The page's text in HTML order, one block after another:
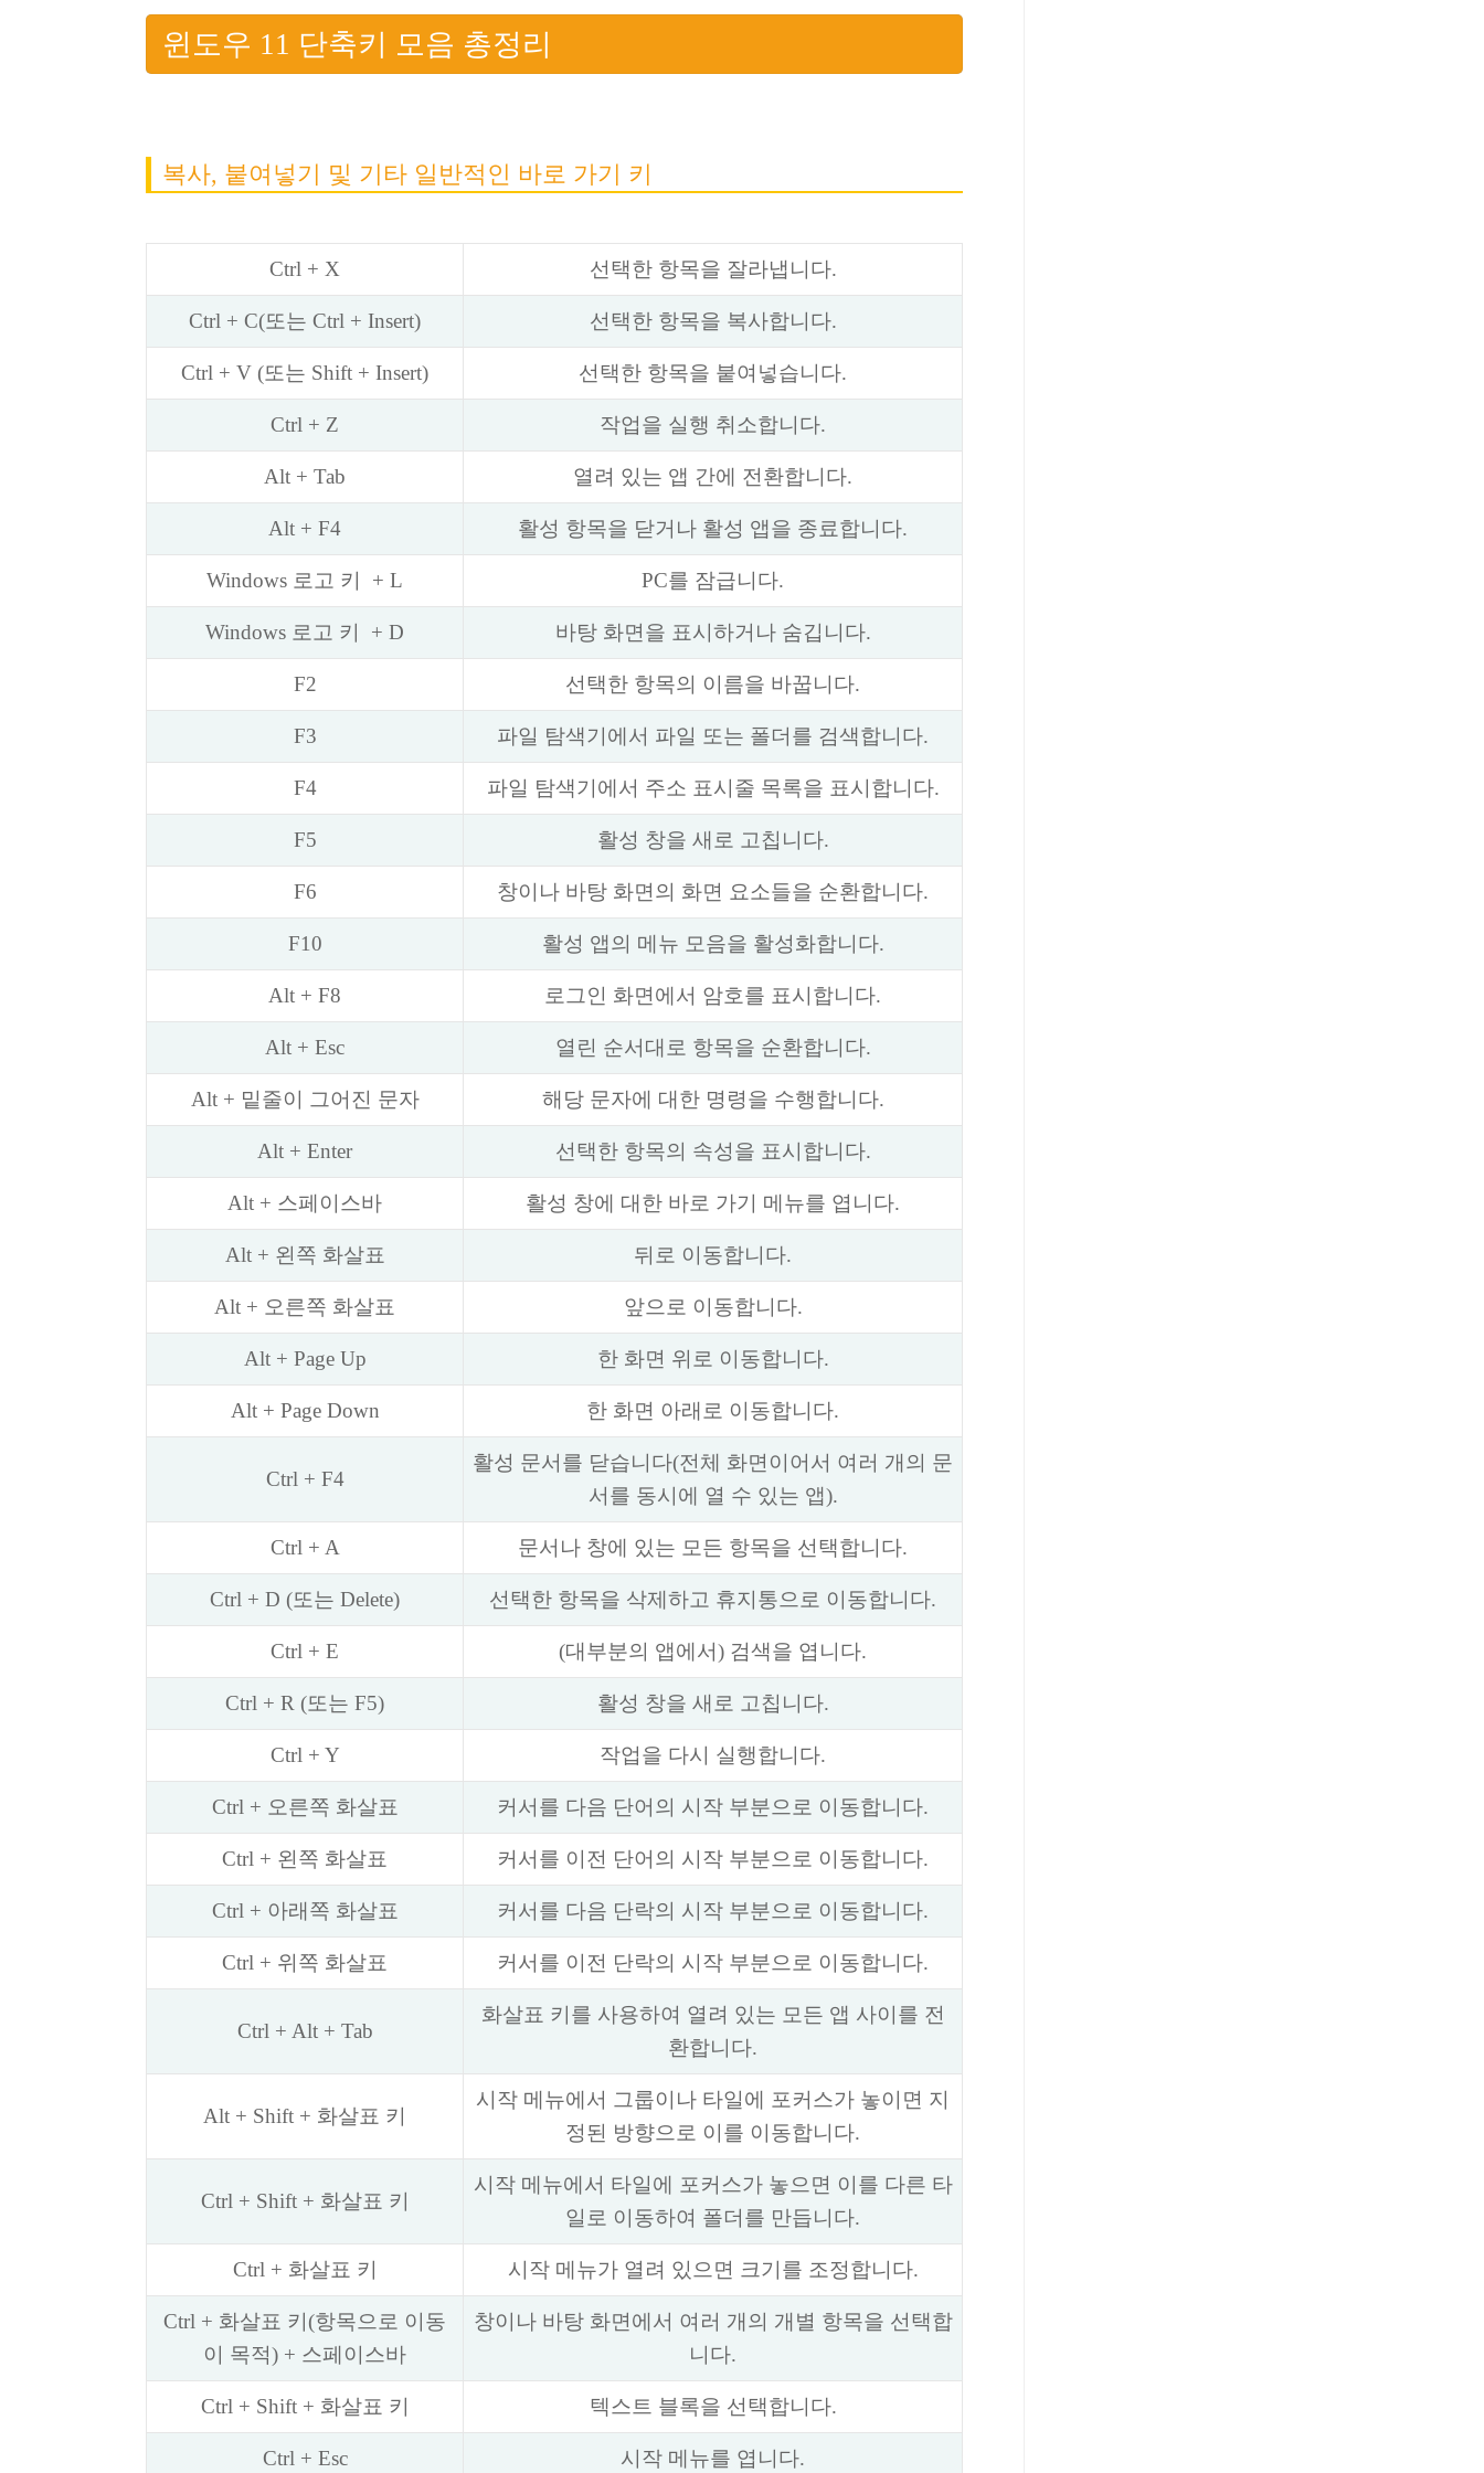
윈도우 11 단축키 모음 총정리
복사, 붙여넣기 및 기타 일반적인 바로 가기 키
Ctrl + X 선택한 항목을 잘라냅니다.
Ctrl + C(또는 Ctrl + Insert) 선택한 항목을 복사합니다.
Ctrl + V (또는 Shift + Insert) 선택한 항목을 붙여넣습니다.
Ctrl + Z 작업을 실행 취소합니다.
Alt + Tab 열려 있는 앱 간에 전환합니다.
Alt + F4 활성 항목을 닫거나 활성 앱을 종료합니다.
Windows 로고 키 + L PC를 잠급니다.
Windows 로고 키 + D 바탕 화면을 표시하거나 숨깁니다.
F2 선택한 항목의 이름을 바꿉니다.
F3 파일 탐색기에서 파일 또는 폴더를 검색합니다.
F4 파일 탐색기에서 주소 표시줄 목록을 표시합니다.
F5 활성 창을 새로 고칩니다.
F6 창이나 바탕 화면의 화면 요소들을 순환합니다.
F10 활성 앱의 메뉴 모음을 활성화합니다.
Alt + F8 로그인 화면에서 암호를 표시합니다.
Alt + Esc 열린 순서대로 항목을 순환합니다.
Alt + 밑줄이 그어진 문자 해당 문자에 대한 명령을 수행합니다.
Alt + Enter 선택한 항목의 속성을 표시합니다.
Alt + 스페이스바 활성 창에 대한 바로 가기 메뉴를 엽니다.
Alt + 왼쪽 화살표 뒤로 이동합니다.
Alt + 오른쪽 화살표 앞으로 이동합니다.
Alt + Page Up 한 화면 위로 이동합니다.
Alt + Page Down 한 화면 아래로 이동합니다.
Ctrl + F4
활성 문서를 닫습니다(전체 화면이어서 여러 개의 문
서를 동시에 열 수 있는 앱).
Ctrl + A 문서나 창에 있는 모든 항목을 선택합니다.
Ctrl + D (또는 Delete) 선택한 항목을 삭제하고 휴지통으로 이동합니다.
Ctrl + E (대부분의 앱에서) 검색을 엽니다.
Ctrl + R (또는 F5) 활성 창을 새로 고칩니다.
Ctrl + Y 작업을 다시 실행합니다.
Ctrl + 오른쪽 화살표 커서를 다음 단어의 시작 부분으로 이동합니다.
Ctrl + 왼쪽 화살표 커서를 이전 단어의 시작 부분으로 이동합니다.
Ctrl + 아래쪽 화살표 커서를 다음 단락의 시작 부분으로 이동합니다.
Ctrl + 위쪽 화살표 커서를 이전 단락의 시작 부분으로 이동합니다.
Ctrl + Alt + Tab
화살표 키를 사용하여 열려 있는 모든 앱 사이를 전
환합니다.
Alt + Shift + 화살표 키
시작 메뉴에서 그룹이나 타일에 포커스가 놓이면 지
정된 방향으로 이를 이동합니다.
Ctrl + Shift + 화살표 키
시작 메뉴에서 타일에 포커스가 놓으면 이를 다른 타
일로 이동하여 폴더를 만듭니다.
Ctrl + 화살표 키 시작 메뉴가 열려 있으면 크기를 조정합니다.
Ctrl + 화살표 키(항목으로 이동
이 목적) + 스페이스바
창이나 바탕 화면에서 여러 개의 개별 항목을 선택합
니다.
Ctrl + Shift + 화살표 키 텍스트 블록을 선택합니다.
Ctrl + Esc 시작 메뉴를 엽니다.